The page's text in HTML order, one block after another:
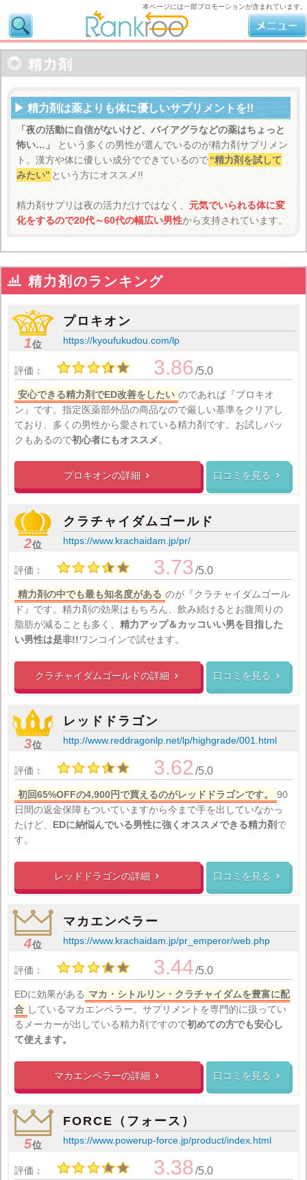
 精力剤
精力剤は薬よりも体に優しいサプリメントを!!
「夜の活動に自信がないけど、バイアグラなどの薬はちょっと
怖い…」
という多くの男性が選んでいるのが精力剤サプリメン
ト。漢方や体に優しい成分でできているので“精力剤を試して
みたい” という方にオススメ!!
精力剤サプリは夜の活力だけではなく、 元気でいられる体に変
化をするので20代～60代の幅広い男性から支持されています。
 精力剤のランキング
1位
プロキオン
https://kyoufukudou.com/lp
評価： 3.86/5.0
安心できる精力剤でED改善をしたい のであれば『プロキオ
ン』です。指定医薬部外品の商品なので厳しい基準をクリアし
ており、多くの男性から愛されている精力剤です。お試しパッ
クもあるので初心者にもオススメ 。
プロキオンの詳細  口コミを見る 
2位
クラチャイダムゴールド
https://www.krachaidam.jp/pr/
評価： 3.73/5.0
精力剤の中でも最も知名度がある のが『クラチャイダムゴール
ド』です。精力剤の効果はもちろん、飲み続けるとお腹周りの
脂肪が減ることも多く、精力アップ＆カッコいい男を目指した
い男性は是非!!ワンコインで試せます。
クラチャイダムゴールドの詳細  口コミを見る 
3位
レッドドラゴン
http://www.reddragonlp.net/lp/highgrade/001.html
評価： 3.62 /5.0
初回65%OFFの4,900円で買えるのがレッドドラゴンです。
90
日間の返金保障もついていますから今まで手を出していなかっ
たけど、 EDに納悩んでいる男性に強くオススメできる精力剤で
す。
レッドドラゴンの詳細  口コミを見る 
4位
マカエンペラー
https://www.krachaidam.jp/pr_emperor/web.php
評価： 3.44/5.0
EDに効果がある マカ・シトルリン・クラチャイダムを豊富に配
合 しているマカエンペラー。サプリメントを専門的に扱ってい
るメーカーが出している精力剤ですので初めての方でも安心し
て使えます。
マカエンペラーの詳細  口コミを見る 
5位
FORCE（フォース）
https://www.powerup-force.jp/product/index.html
評価： 3.38/5.0
本ページには一部プロモーションが含まれています。